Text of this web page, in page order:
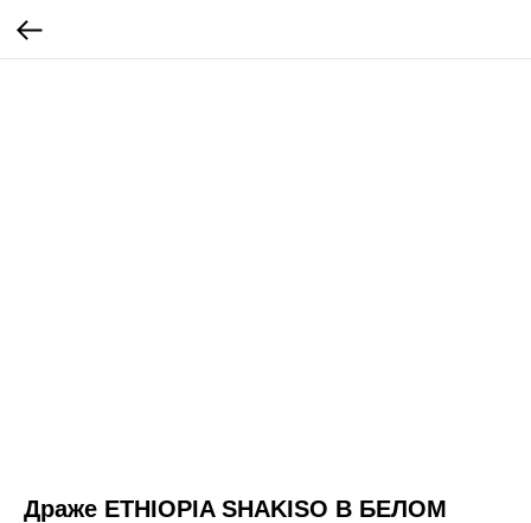
Драже ETHIOPIA SHAKISO В БЕЛОМ